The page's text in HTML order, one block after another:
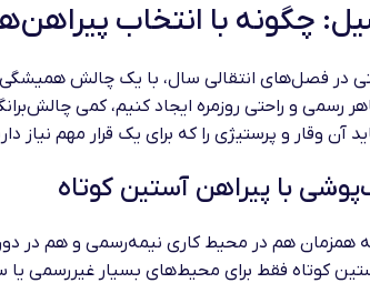
چگونه با انتخاب
در فصل‌های انتقالی سال، با یک چالش
رسمی و راحتی روزمره ایجاد کنیم، کمی
وقار و پرستیژی را که برای یک قرار مهم نیاز
با پیراهن آستین کوتاه
همزمان هم در محیط کاری نیمه‌رسمی و هم در
کوتاه فقط برای محیط‌های بسیار غیررسمی